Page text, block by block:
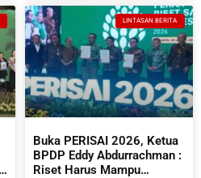
LINTASAN BERITA
Buka PERISAI 2026, Ketua
BPDP Eddy Abdurrachman :
Riset Harus Mampu